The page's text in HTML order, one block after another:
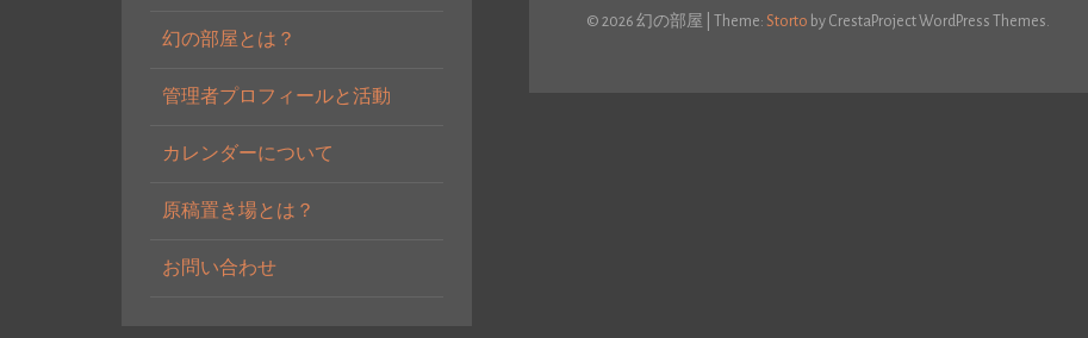
幻の部屋とは？
管理者プロフィールと活動
カレンダーについて
原稿置き場とは？
お問い合わせ
© 2026 幻の部屋 Theme: Storto by CrestaProject WordPress Themes.